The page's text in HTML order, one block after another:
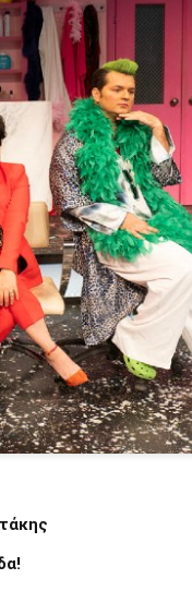
Θεατρική
Στέργιος Ιωάννου
Βοηθός σκηνοθέτη:
Γιώργος
της
Άντζυ Νομικού
Σταθμός Μετρό
Πρεμιέρα 6
& Τετάρτη στις 18:00
75' (χωρίς
ΕΙΣΙΤΗΡΙΩΝ 16€
ανεργίας) 8€
από 7 ατόμων και άνω
εισιτηρίων : https://